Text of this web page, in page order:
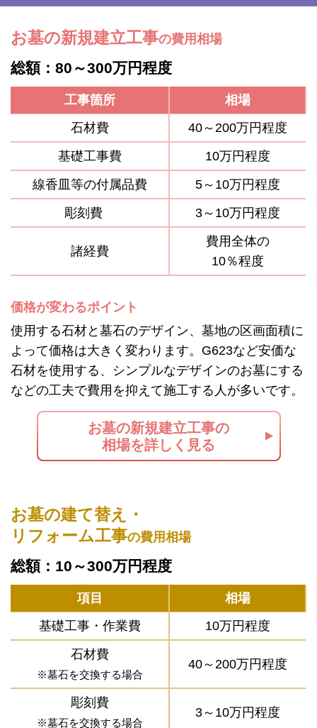
お墓の新規建立工事の費用相場
総額：80～300万円程度
工事箇所
相場
石材費
40～200万円程度
基礎工事費
10万円程度
線香皿等の付属品費
5～10万円程度
彫刻費
3～10万円程度
諸経費
費用全体の
10％程度
価格が変わるポイント
使用する石材と墓石のデザイン、墓地の区画面積に
よって価格は大きく変わります。G623など安価な
石材を使用する、シンプルなデザインのお墓にする
などの工夫で費用を抑えて施工する人が多いです。
お墓の新規建立工事の
相場を詳しく見る
お墓の建て替え・
リフォーム工事の費用相場
総額：10～300万円程度
項目
相場
基礎工事・作業費
10万円程度
石材費
※墓石を交換する場合
40～200万円程度
彫刻費
※墓石を交換する場合
3～10万円程度